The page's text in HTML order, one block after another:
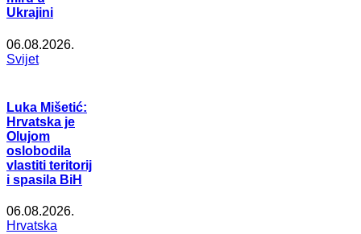
Ukrajini
06.08.2026.
Svijet
Luka Mišetić:
Hrvatska je
Olujom
oslobodila
vlastiti teritorij
i spasila BiH
06.08.2026.
Hrvatska